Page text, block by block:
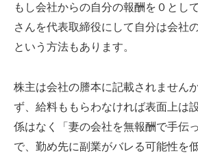
もし会社からの自分の報酬を０とし
さんを代表取締役にして自分は会社
という方法もあります。
株主は会社の謄本に記載されません
ず、給料ももらわなければ表面上は
係はなく「妻の会社を無報酬で手伝
で、勤め先に副業がバレる可能性を